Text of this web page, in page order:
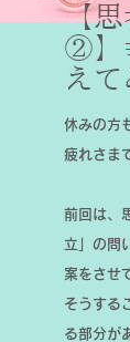
【思
②】
え
休みの方
疲れさま
前回は、
立」の問
案をさせ
そうする
る部分が